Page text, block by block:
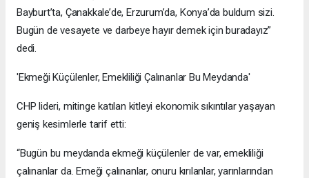
Bayburt’ta, Çanakkale’de, Erzurum’da, Konya’da buldum sizi.
Bugün de vesayete ve darbeye hayır demek için buradayız”
dedi.
'Ekmeği Küçülenler, Emekliliği Çalınanlar Bu Meydanda'
CHP lideri, mitinge katılan kitleyi ekonomik sıkıntılar yaşayan
geniş kesimlerle tarif etti:
“Bugün bu meydanda ekmeği küçülenler de var, emekliliği
çalınanlar da. Emeği çalınanlar, onuru kırılanlar, yarınlarından